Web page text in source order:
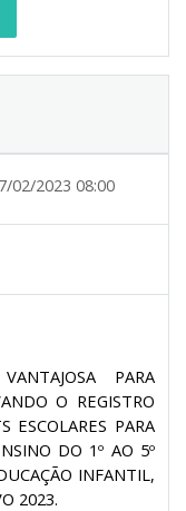
02/2023 08:00
PARA
O REGISTRO
ESCOLARES PARA
DO 1º AO 5º
INFANTIL,
2023.